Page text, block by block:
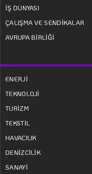
İŞ DÜNYASI
ÇALIŞMA VE SENDİKALAR
AVRUPA BİRLİĞİ
ENERJİ
TEKNOLOJİ
TURİZM
TEKSTİL
HAVACILIK
DENİZCİLİK
SANAYİ